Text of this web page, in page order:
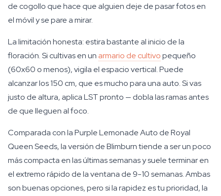
de cogollo que hace que alguien deje de pasar fotos en
el móvil y se pare a mirar.
La limitación honesta: estira bastante al inicio de la
floración. Si cultivas en un armario de cultivopequeño
(60x60 o menos), vigila el espacio vertical. Puede
alcanzar los 150 cm, que es mucho para una auto. Si vas
justo de altura, aplica LST pronto — dobla las ramas antes
de que lleguen al foco.
Comparada con la Purple Lemonade Auto de Royal
Queen Seeds, la versión de Blimburn tiende a ser un poco
más compacta en las últimas semanas y suele terminar en
el extremo rápido de la ventana de 9-10 semanas. Ambas
son buenas opciones, pero si la rapidez es tu prioridad, la